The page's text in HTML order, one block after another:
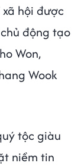
hội được
động tạo
Won,
Wook
tộc giàu
niềm tin